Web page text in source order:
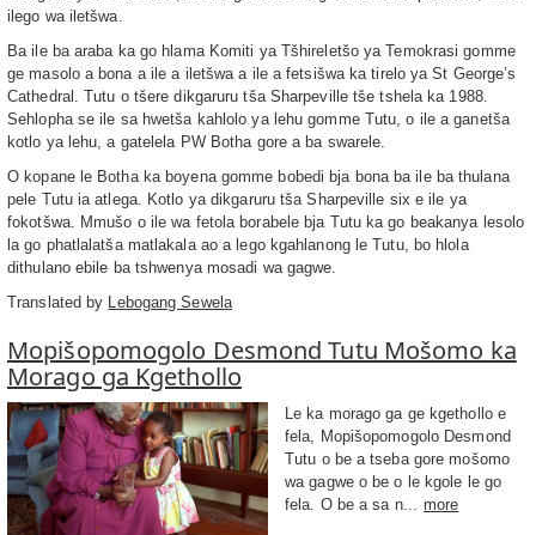
ilego wa iletšwa.
Ba ile ba araba ka go hlama Komiti ya Tšhireletšo ya Temokrasi gomme
ge masolo a bona a ile a iletšwa a ile a fetsišwa ka tirelo ya St George’s
Cathedral. Tutu o tšere dikgaruru tša Sharpeville tše tshela ka 1988.
Sehlopha se ile sa hwetša kahlolo ya lehu gomme Tutu, o ile a ganetša
kotlo ya lehu, a gatelela PW Botha gore a ba swarele.
O kopane le Botha ka boyena gomme bobedi bja bona ba ile ba thulana
pele Tutu ia atlega. Kotlo ya dikgaruru tša Sharpeville six e ile ya
fokotšwa. Mmušo o ile wa fetola borabele bja Tutu ka go beakanya lesolo
la go phatlalatša matlakala ao a lego kgahlanong le Tutu, bo hlola
dithulano ebile ba tshwenya mosadi wa gagwe.
Translated by
Lebogang Sewela
Mopišopomogolo Desmond Tutu Mošomo ka
Morago ga Kgethollo
Le ka morago ga ge kgethollo e
fela, Mopišopomogolo Desmond
Tutu o be a tseba gore mošomo
wa gagwe o be o le kgole le go
fela. O be a sa n...
more